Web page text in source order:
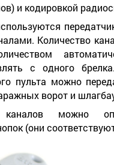
и кодировкой
Количество
с одного
пульта можно
ворот и
каналов можно
(они